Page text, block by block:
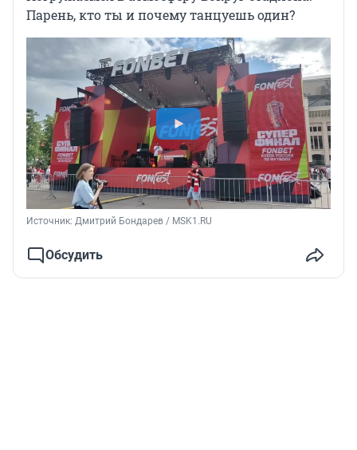
Парень, кто ты и почему танцуешь один?
Источник: Дмитрий Бондарев / MSK1.RU
Обсудить